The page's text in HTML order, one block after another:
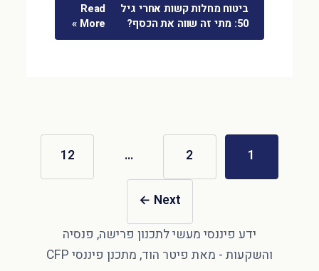
ביטוח מחלות קשות אחרי גיל
50: מתי זה שווה את הכסף?
Read
More »
1
2
…
12
Next
←